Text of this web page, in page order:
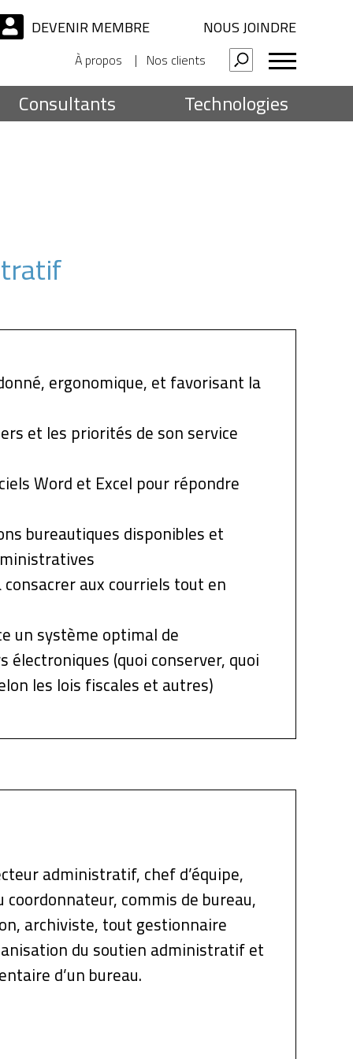
NOUS JOINDRE
DEVENIR MEMBRE
À propos Nos clients
Consultants Technologies
ergonomique, et favorisant la
et les priorités de son service
Word et Excel pour répondre
bureautiques disponibles et
aux courriels tout en
un système optimal de
(quoi conserver, quoi
les lois fiscales et autres)
administratif, chef d’équipe,
commis de bureau,
archiviste, tout gestionnaire
du soutien administratif et
d’un bureau.